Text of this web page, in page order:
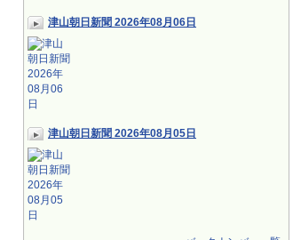
津山朝日新聞 2026年08月06日
津山朝日新聞 2026年08月05日